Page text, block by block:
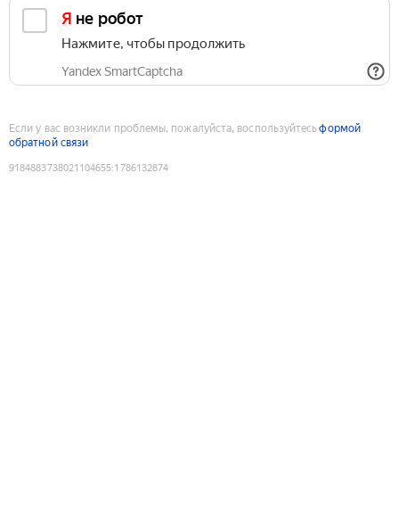
Я не робот
Нажмите, чтобы продолжить
Yandex SmartCaptcha
Если у вас возникли проблемы, пожалуйста, воспользуйтесьформой
обратной связи
9184883738021104655:1786132874